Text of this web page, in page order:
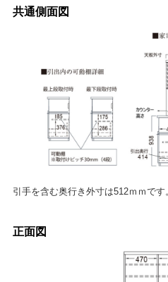
共通側面図
引手を含む奥行き外寸は512ｍｍで
正面図